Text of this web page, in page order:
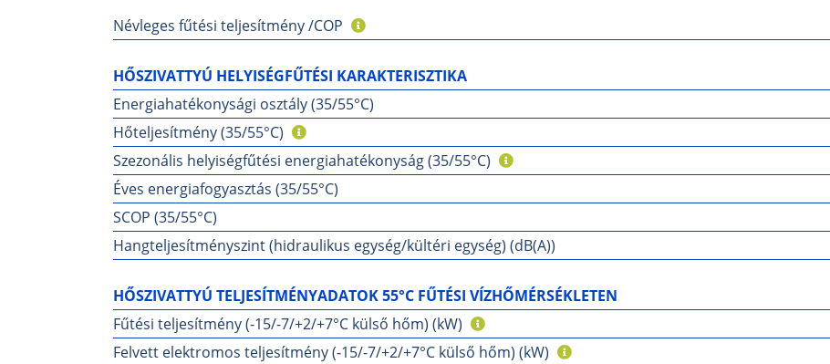
Névleges fűtési teljesítmény /COP
HŐSZIVATTYÚ HELYISÉGFŰTÉSI KARAKTERISZTIKA
Energiahatékonysági osztály (35/55°C)
Hőteljesítmény (35/55°C)
Szezonális helyiségfűtési energiahatékonyság (35/55°C)
Éves energiafogyasztás (35/55°C)
SCOP (35/55°C)
Hangteljesítményszint (hidraulikus egység/kültéri egység) (dB(A))
HŐSZIVATTYÚ TELJESÍTMÉNYADATOK 55°C FŰTÉSI VÍZHŐMÉRSÉKLETEN
Fűtési teljesítmény (-15/-7/+2/+7°C külső hőm) (kW)
Felvett elektromos teljesítmény (-15/-7/+2/+7°C külső hőm) (kW)